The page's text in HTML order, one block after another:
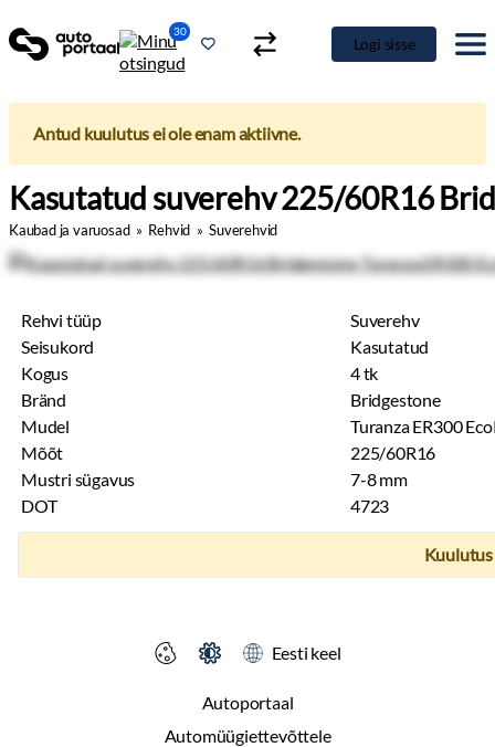
30
Logi sisse
Antud kuulutus ei ole enam aktiivne.
Kasutatud suverehv 225/60R16
Kaubad ja varuosad» Rehvid »Suverehvid
Rehvi tüüp
Suverehv
Seisukord
Kasutatud
Kogus
4 tk
Bränd
Bridgestone
Mudel
Turanza ER300
Mõõt
225/60R16
Mustri sügavus
7-8 mm
DOT
4723
Autoportaal
Automüügiettevõttele
Eesti keel